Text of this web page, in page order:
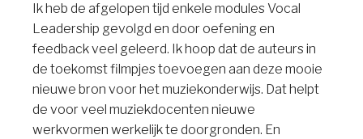
Ik heb de afgelopen tijd enkele modules Vocal
Leadership gevolgd en door oefening en
feedback veel geleerd. Ik hoop dat de auteurs in
de toekomst filmpjes toevoegen aan deze mooie
nieuwe bron voor het muziekonderwijs. Dat helpt
de voor veel muziekdocenten nieuwe
werkvormen werkelijk te doorgronden. En